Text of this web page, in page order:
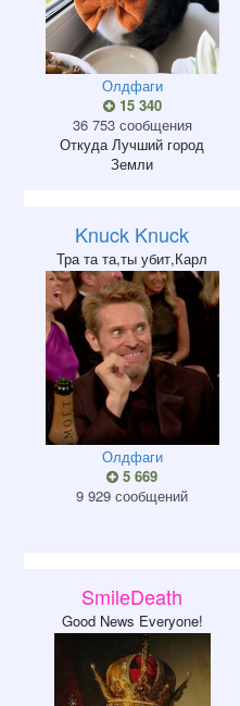
Олдфаги
15 340
36 753 сообщения
Откуда Лучший город
Земли
Knuck Knuck
Тра та та,ты убит,Карл
Олдфаги
5 669
9 929 сообщений
SmilеDeath
Good News Everyone!